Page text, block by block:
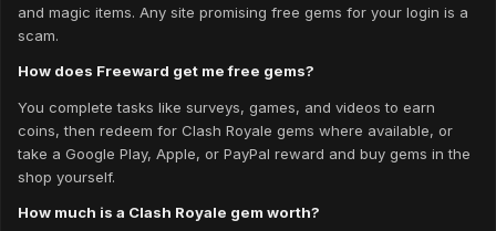
and magic items. Any site promising free gems for your login is a
scam.
How does Freeward get me free gems?
You complete tasks like surveys, games, and videos to earn
coins, then redeem for Clash Royale gems where available, or
take a Google Play, Apple, or PayPal reward and buy gems in the
shop yourself.
How much is a Clash Royale gem worth?